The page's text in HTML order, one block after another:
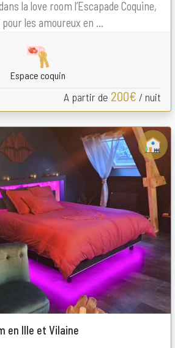
la love room l’Escapade Coquine,
les amoureux en ...
Espace coquin
A partir de 200€ / nuit
en Ille et Vilaine